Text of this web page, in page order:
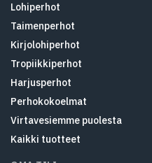
Lohiperhot
Taimenperhot
Kirjolohiperhot
Tropiikkiperhot
Harjusperhot
Perhokokoelmat
Virtavesiemme puolesta
Kaikki tuotteet